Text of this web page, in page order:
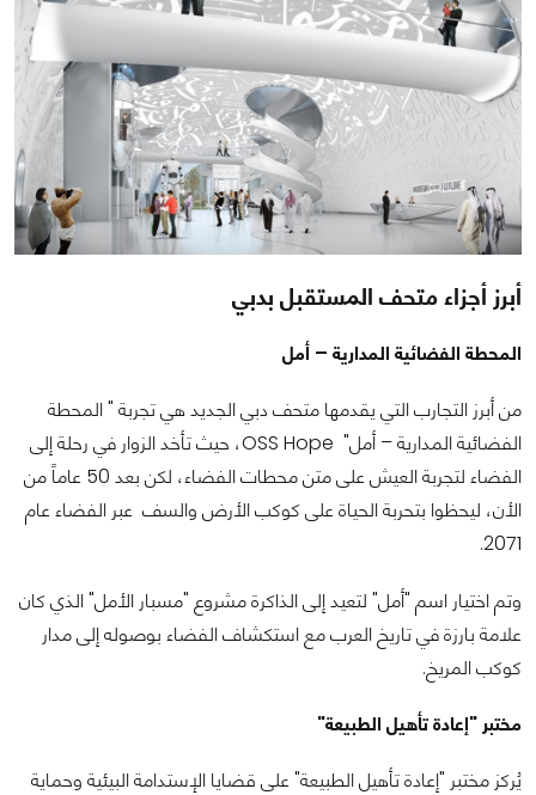
أبرز أجزاء متحف المستقبل بدبي
المحطة الفضائية المدارية – أمل
من أبرز التجارب التي يقدمها متحف دبي الجديد هي تجربة " المحطة
الفضائية المدارية – أمل" OSS Hope، حيث تأخد الزوار في رحلة إلى
الفضاء لتجربة العيش على متن محطات الفضاء، لكن بعد 50 عاماً من
الأن، ليحظوا بتحربة الحياة على كوكب الأرض والسف عبر الفضاء عام
2071.
وتم اختيار اسم "أمل" لتعيد إلى الذاكرة مشروع "مسبار الأمل" الذي كان
علامة بارزة في تاريخ العرب مع استكشاف الفضاء بوصوله إلى مدار
كوكب المريخ.
مختبر "إعادة تأهيل الطبيعة"
يُركز مختبر "إعادة تأهيل الطبيعة" على قضايا الإستدامة البيئية وحماية